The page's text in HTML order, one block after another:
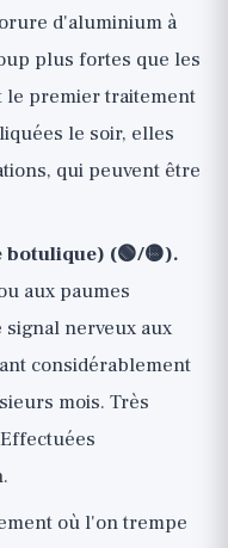
d'aluminium à
plus fortes que les
le premier traitement
le soir, elles
qui peuvent être
botulique) (🟢/🟡).
aux paumes
nerveux aux
considérablement
mois. Très
où l'on trempe